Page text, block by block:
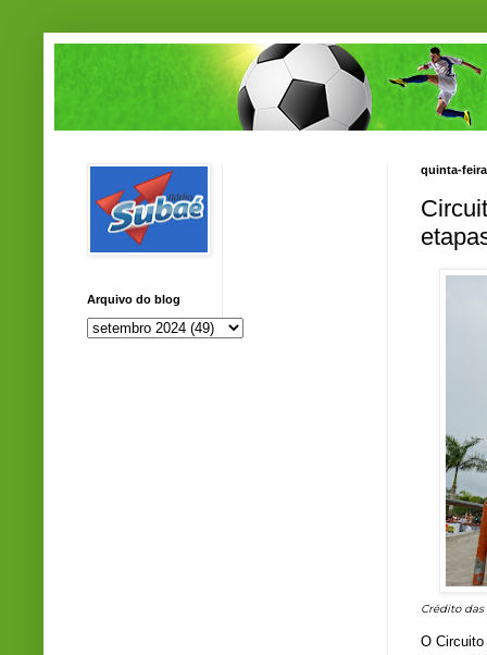
quinta-
Crédito
O
Arquivo do blog